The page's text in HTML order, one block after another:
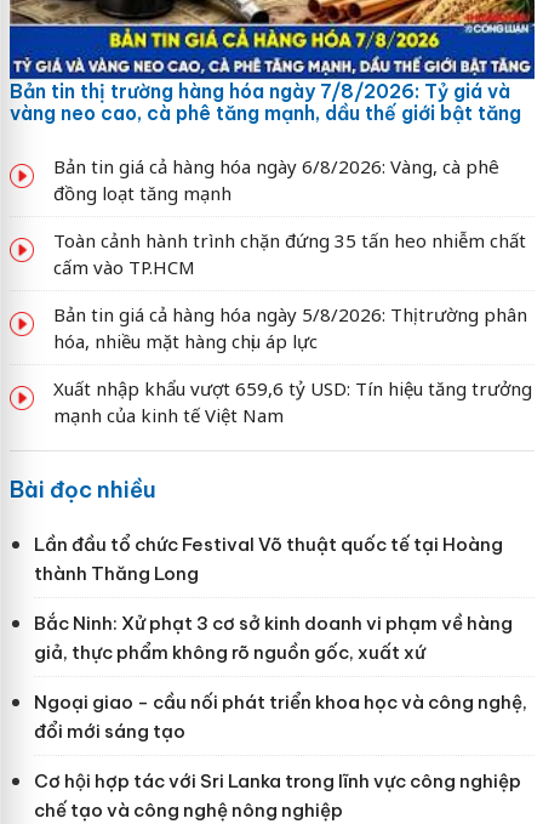
Bản tin thị trường hàng hóa ngày 7/8/2026: Tỷ giá và
vàng neo cao, cà phê tăng mạnh, dầu thế giới bật tăng
Bản tin giá cả hàng hóa ngày 6/8/2026: Vàng, cà phê
đồng loạt tăng mạnh
Toàn cảnh hành trình chặn đứng 35 tấn heo nhiễm chất
cấm vào TP.HCM
Bản tin giá cả hàng hóa ngày 5/8/2026: Thị trường phân
hóa, nhiều mặt hàng chịu áp lực
Xuất nhập khẩu vượt 659,6 tỷ USD: Tín hiệu tăng trưởng
mạnh của kinh tế Việt Nam
Bài đọc nhiều
Lần đầu tổ chức Festival Võ thuật quốc tế tại Hoàng
thành Thăng Long
Bắc Ninh: Xử phạt 3 cơ sở kinh doanh vi phạm về hàng
giả, thực phẩm không rõ nguồn gốc, xuất xứ
Ngoại giao - cầu nối phát triển khoa học và công nghệ,
đổi mới sáng tạo
Cơ hội hợp tác với Sri Lanka trong lĩnh vực công nghiệp
chế tạo và công nghệ nông nghiệp